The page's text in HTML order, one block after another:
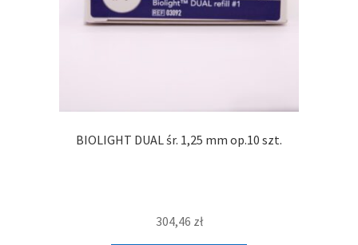
BIOLIGHT DUAL śr. 1,25 mm op.10 szt.
304,46 zł